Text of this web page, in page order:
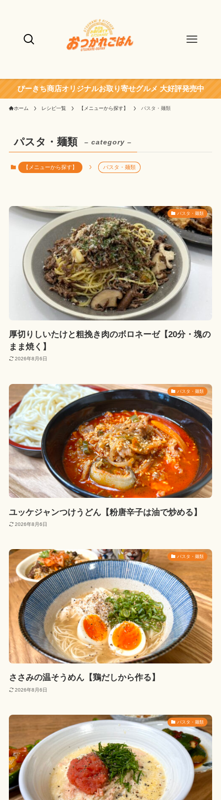
ぴーきち商店オリジナルお取り寄せグルメ 大好評発売中
ホーム レシピ一覧 【メニューから探す】 パスタ・麺類
パスタ・麺類 – category –
【メニューから探す】 パスタ・麺類
パスタ・麺類
厚切りしいたけと粗挽き肉のボロネーゼ【20分・塊の
まま焼く】
2026年8月6日
パスタ・麺類
ユッケジャンつけうどん【粉唐辛子は油で炒める】
2026年8月6日
パスタ・麺類
ささみの温そうめん【鶏だしから作る】
2026年8月6日
パスタ・麺類